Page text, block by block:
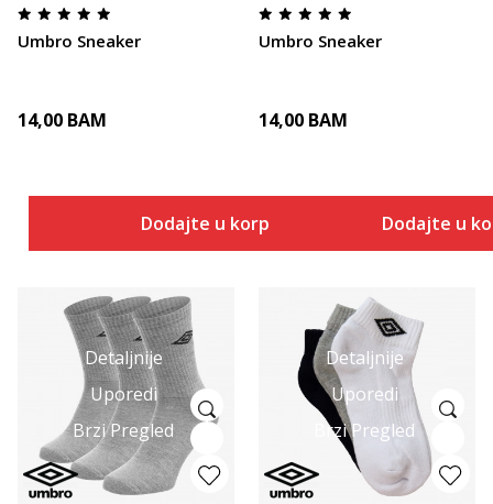
Umbro Sneaker
14,00 BAM
Dodajte u korpu
Umbro Sneaker
14,00 BAM
Dodajte u
Detaljnije
Uporedi
Brzi Pregled
Detaljnije
Uporedi
Brzi Pregled